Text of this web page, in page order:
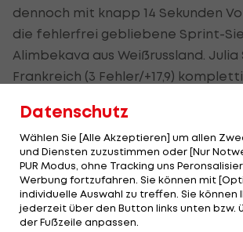
dennoch mit knapp 14 Sekunden
die fehlerfrei gebliebene Sprint-
Alimbekava aus Weißrussland. Julia
Frankreich (3 Fehler/+17,9)
Hanna Öberg schafft es dank
und bester Laufleistung einen
auf vier, verliert aber dennoch ihre
Gesamt-Weltcup an Roeiseland.
Datenschutz
Wählen Sie [Alle Akzeptieren] um allen
und Diensten zuzustimmen oder [Nur
PUR Modus, ohne Tracking uns
Werbung fortzufahren. Sie können mit
individuelle Auswahl zu treffen. Sie können
jederzeit über den Button links unten bzw.
der Fußzeile anpassen.